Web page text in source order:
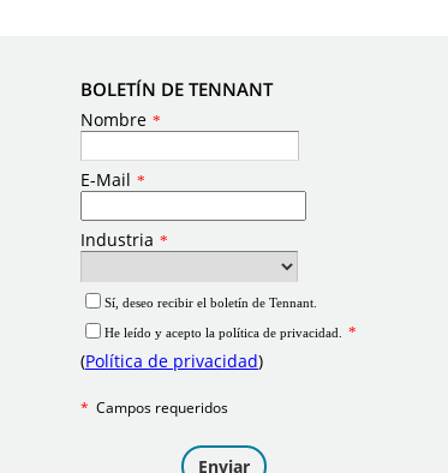
BOLETÍN DE TENNANT